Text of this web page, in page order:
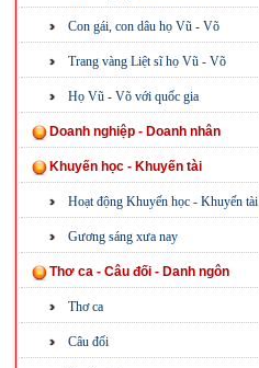
Con gái, con dâu họ Vũ - Võ
Trang vàng Liệt sĩ họ Vũ - Võ
Họ Vũ - Võ với quốc gia
Doanh nghiệp - Doanh nhân
Khuyến học - Khuyến tài
Hoạt động Khuyến học - Khuyến tài
Gương sáng xưa nay
Thơ ca - Câu đối - Danh ngôn
Thơ ca
Câu đối